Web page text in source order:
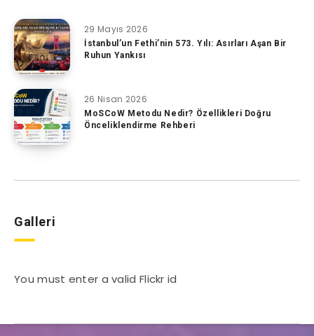
29 Mayıs 2026
İstanbul’un Fethi’nin 573. Yılı: Asırları Aşan Bir
Ruhun Yankısı
26 Nisan 2026
MoSCoW Metodu Nedir? Özellikleri Doğru
Önceliklendirme Rehberi
Galleri
You must enter a valid Flickr id